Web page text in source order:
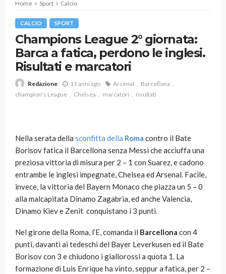
Home Sport Calcio
CALCIO SPORT
Champions League 2° giornata:
Barca a fatica, perdono le inglesi.
Risultati e marcatori
Redazione 11 anni ago Arsenal
Barcellona
champion's League
Chelsea marcatori risultati
Nella serata della sconfitta della Roma contro il Bate
Borisov fatica il Barcellona senza Messi che acciuffa una
preziosa vittoria di misura per 2 – 1 con Suarez, e cadono
entrambe le inglesi impegnate, Chelsea ed Arsenal. Facile,
invece, la vittoria del Bayern Monaco che piazza un 5 – 0
alla malcapitata Dinamo Zagabria, ed anche Valencia,
Dinamo Kiev e Zenit conquistano i 3 punti.
Nel girone della Roma, l’E, comanda il Barcellona con 4
punti, davanti ai tedeschi del Bayer Leverkusen ed il Bate
Borisov con 3 e chiudono i giallorossi a quota 1. La
formazione di Luis Enrique ha vinto, seppur a fatica, per 2 –